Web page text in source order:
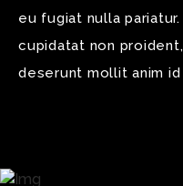
eu fugiat nulla
cupidatat non
deserunt mollit anim id